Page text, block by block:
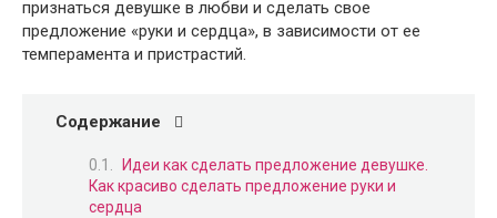
признаться девушке в любви и сделать свое
предложение «руки и сердца», в зависимости от ее
темперамента и пристрастий.
Содержание
Идеи как сделать предложение девушке.
Как красиво сделать предложение руки и
сердца